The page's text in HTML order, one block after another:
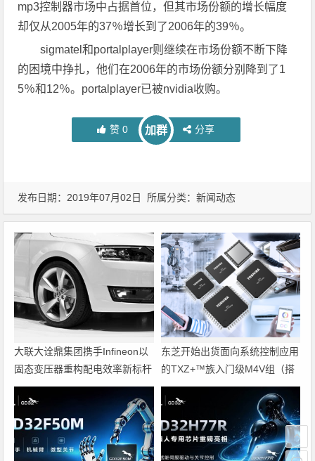
mp3控制器市场中占据首位，但其市场份额的增长幅度
却仅从2005年的37％增长到了2006年的39％。
sigmatel和portalplayer则继续在市场份额不断下降
的困境中挣扎，他们在2006年的市场份额分别降到了1
5％和12％。portalplayer已被nvidia收购。
赞 0 加群 分享
发布日期：2019年07月02日 所属分类：新闻动态
大联大诠鼎集团携手Infineon以
固态变压器重构配电效率新标杆
东芝开始出货面向系统控制应用
的TXZ+™族入门级M4V组（搭
载Arm Cortex‑M4内核的标准微
控制器）工程样品